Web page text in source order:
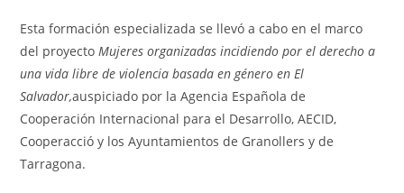
Esta formación especializada se llevó a cabo en el marco
del proyecto Mujeres organizadas incidiendo por el derecho a
una vida libre de violencia basada en género en El
Salvador,auspiciado por la Agencia Española de
Cooperación Internacional para el Desarrollo, AECID,
Cooperacció y los Ayuntamientos de Granollers y de
Tarragona.